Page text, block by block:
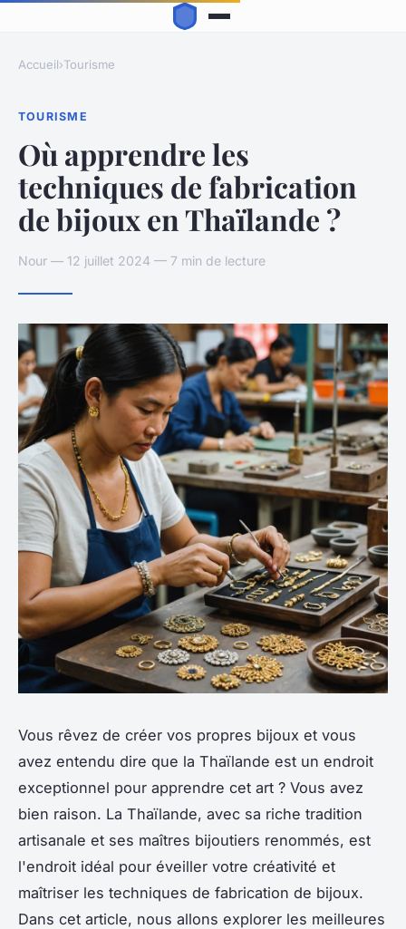
Accueil›Tourisme
TOURISME
Où apprendre les
techniques de fabrication
de bijoux en Thaïlande ?
Nour — 12 juillet 2024 — 7 min de lecture
Vous rêvez de créer vos propres bijoux et vous
avez entendu dire que la Thaïlande est un endroit
exceptionnel pour apprendre cet art ? Vous avez
bien raison. La Thaïlande, avec sa riche tradition
artisanale et ses maîtres bijoutiers renommés, est
l'endroit idéal pour éveiller votre créativité et
maîtriser les techniques de fabrication de bijoux.
Dans cet article, nous allons explorer les meilleures